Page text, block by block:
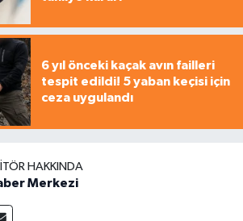
6 yıl önceki kaçak avın failleri
tespit edildi! 5 yaban keçisi için
ceza uygulandı
HAKKINDA
Merkezi